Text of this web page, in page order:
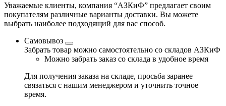
Уважаемые клиенты, компания “АЗКиФ” предлагает своим
покупателям различные варианты доставки. Вы можете
выбрать наиболее подходящий для вас способ.
Самовывоз
Забрать товар можно самостоятельно со складов АЗКиФ
Можно забрать заказ со склада в удобное время
Для получения заказа на складе, просьба заранее
связаться с нашим менеджером и уточнить точное
время.